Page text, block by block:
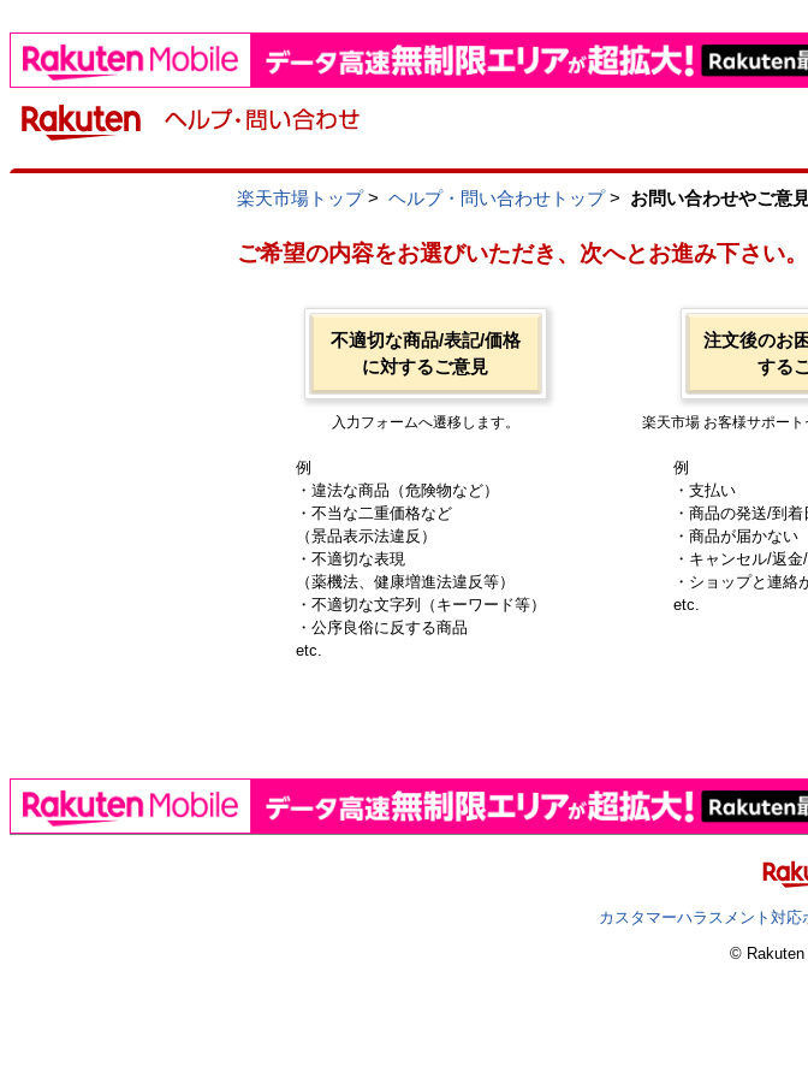
楽天市場トップ> ヘルプ・問い合わせトップ> お問い合わせやご意
ご希望の内容をお選びいただき、次へとお進み下さい。
不適切な商品/表記/価格
に対するご意見
入力フォームへ遷移します。
例
・違法な商品（危険物など）
・不当な二重価格など
（景品表示法違反）
・不適切な表現
（薬機法、健康増進法違反等）
・不適切な文字列（キーワード等）
・公序良俗に反する商品
etc.
注文後のお
する
楽天市場 お客様サポート
例
・支払い
・商品の発送/到
・商品が届かない
・キャンセル/返
・ショップと連絡
etc.
カスタマーハラスメント対応
© Rakuten